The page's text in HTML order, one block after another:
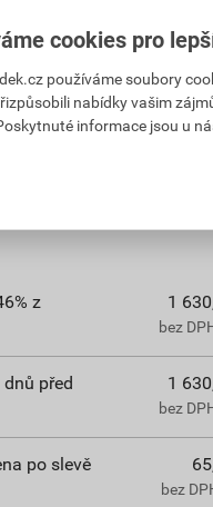
V souladu s
14-ti denní
z
1
bez
před
1
bez
po slevě
bez
cookies pro
používáme soubory
nabídky vašim
informace jsou u